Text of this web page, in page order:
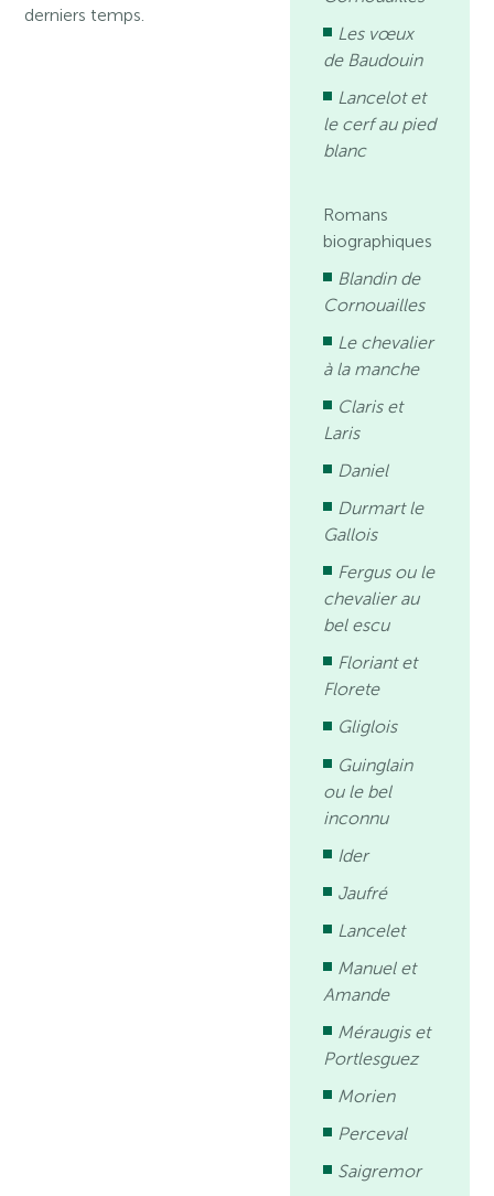
derniers temps.
Les vœux
de Baudouin
Lancelot et
le cerf au pied
blanc
Romans
biographiques
Blandin de
Cornouailles
Le chevalier
à la manche
Claris et
Laris
Daniel
Durmart le
Gallois
Fergus ou le
chevalier au
bel escu
Floriant et
Florete
Gliglois
Guinglain
ou le bel
inconnu
Ider
Jaufré
Lancelet
Manuel et
Amande
Méraugis et
Portlesguez
Morien
Perceval
Saigremor